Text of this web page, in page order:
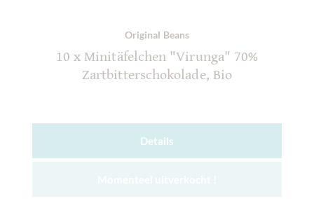
Original Beans
10 x Minitäfelchen "Virunga" 70%
Zartbitterschokolade, Bio
Details